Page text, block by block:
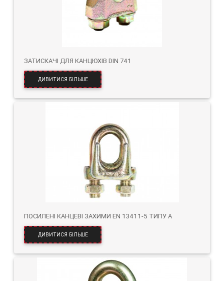
ЗАТИСКАЧІ ДЛЯ КАНЦЮХІВ DIN 741
ДИВИТИСЯ БІЛЬШЕ
ПОСИЛЕНІ КАНЦЕВІ ЗАХИМИ EN 13411-5 ТИПУ A
ДИВИТИСЯ БІЛЬШЕ